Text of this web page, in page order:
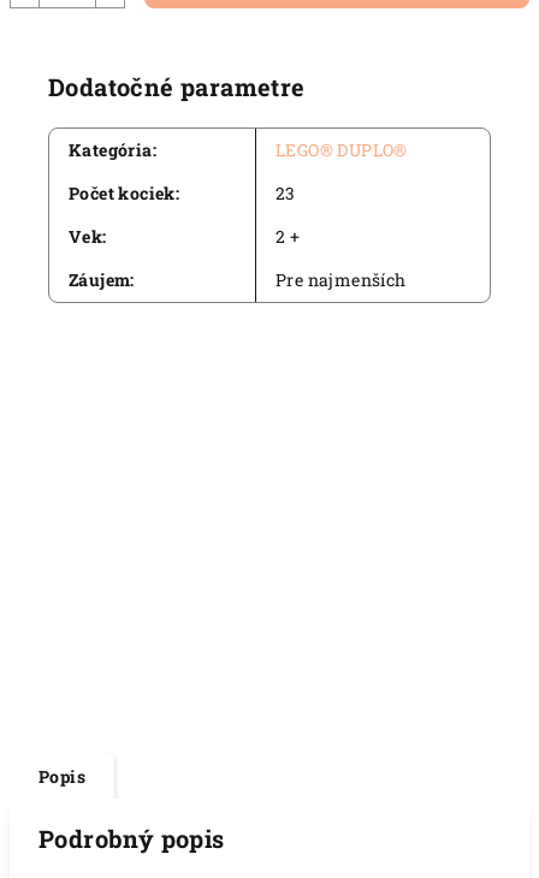
Dodatočné parametre
Kategória:
LEGO® DUPLO®
Počet kociek:
23
Vek:
2 +
Záujem: Pre najmenších
Popis
Podrobný popis